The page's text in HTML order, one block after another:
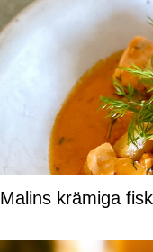
Malins krämiga